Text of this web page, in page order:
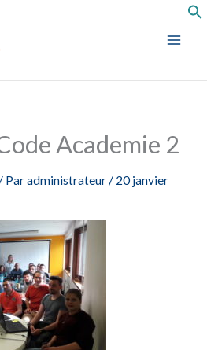
Academie 2
/ Paradministrateur / 20 janvier